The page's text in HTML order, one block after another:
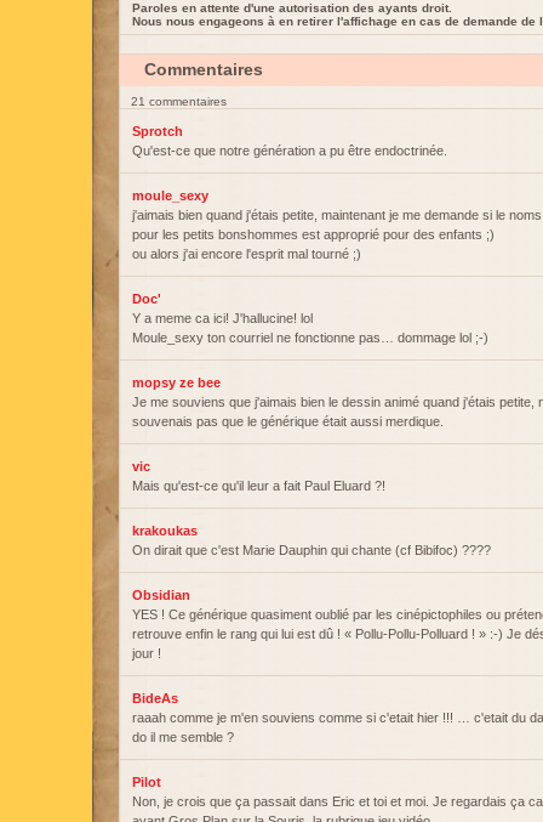
Paroles en attente d'une autorisation des ayants droit.
Nous nous engageons à en retirer l'affichage en cas de demande de
Commentaires
21 commentaires
Sprotch
Qu'est-ce que notre génération a pu être endoctrinée.
moule_sexy
j'aimais bien quand j'étais petite, maintenant je me demande si le
pour les petits bonshommes est approprié pour des enfants ;)
ou alors j'ai encore l'esprit mal tourné ;)
Doc'
Y a meme ca ici! J'hallucine! lol
Moule_sexy ton courriel ne fonctionne pas… dommage lol ;-)
mopsy ze bee
Je me souviens que j'aimais bien le dessin animé quand j'étais petite,
souvenais pas que le générique était aussi merdique.
vic
Mais qu'est-ce qu'il leur a fait Paul Eluard ?!
krakoukas
On dirait que c'est Marie Dauphin qui chante (cf Bibifoc) ????
Obsidian
YES ! Ce générique quasiment oublié par les cinépictophiles ou
retrouve enfin le rang qui lui est dû ! « Pollu-Pollu-Polluard ! » :-) Je
jour !
BideAs
raaah comme je m'en souviens comme si c'etait hier !!! … c'etait du
do il me semble ?
Pilot
Non, je crois que ça passait dans Eric et toi et moi. Je regardais ça